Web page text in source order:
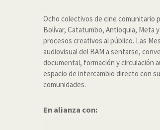
Ocho colectivos de cine comunitario
Bolívar, Catatumbo, Antioquia, Meta
procesos creativos al público. Las
audiovisual del BAM a sentarse,
documental, formación y circulación
espacio de intercambio directo con
comunidades.
En alianza con: